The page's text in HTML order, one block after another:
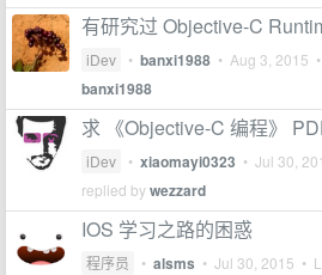
有研究过 Objective-C
iDev • banxi1988 • Aug 3, 2015
banxi1988
求 《Objective-C 编程》
iDev • xiaomayi0323 • Jul 30,
replied bywezzard
IOS 学习之路的困惑
程序员 • alsms • Jul 30, 2015 •